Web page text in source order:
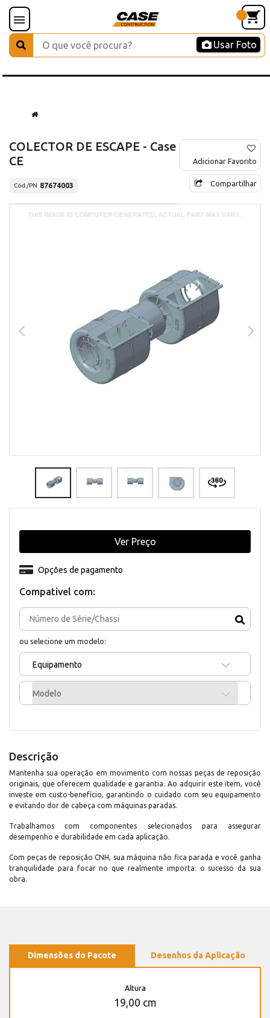
Usar Foto
COLECTOR DE ESCAPE - Case
CE
Cód./PN 87674003
Adicionar Favorito
Compartilhar
Compativel com:
ou selecione um modelo:
Equipamento
Modelo
Opções de pagamento
Ver Preço
Descrição
Mantenha sua operação em movimento com nossas peças de reposição
originais, que oferecem qualidade e garantia. Ao adquirir este item, você
investe em custo-benefício, garantindo o cuidado com seu equipamento
e evitando dor de cabeça com máquinas paradas.
Trabalhamos com componentes selecionados para assegurar
desempenho e durabilidade em cada aplicação.
Com peças de reposição CNH, sua máquina não fica parada e você ganha
tranquilidade para focar no que realmente importa: o sucesso da sua
obra.
Dimensões do Pacote Desenhos da Aplicação
Altura
19,00 cm